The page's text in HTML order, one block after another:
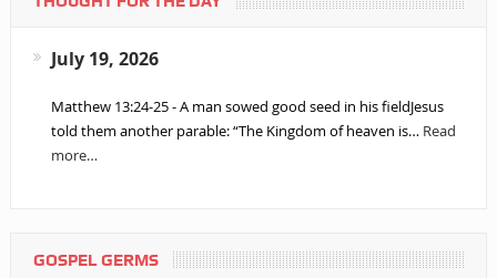
July 19, 2026
Matthew 13:24-25 - A man sowed good seed in his fieldJesus
told them another parable: “The Kingdom of heaven is… Read
more…
GOSPEL GERMS